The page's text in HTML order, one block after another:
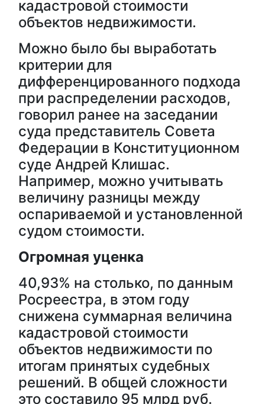
кадастровой стоимости
объектов недвижимости.
Можно было бы выработать
критерии для
дифференцированного подхода
при распределении расходов,
говорил ранее на заседании
суда представитель Совета
Федерации в Конституционном
суде Андрей Клишас.
Например, можно учитывать
величину разницы между
оспариваемой и установленной
судом стоимости.
Огромная уценка
40,93% на столько, по данным
Росреестра, в этом году
снижена суммарная величина
кадастровой стоимости
объектов недвижимости по
итогам принятых судебных
решений. В общей сложности
это составило 95 млрд руб.